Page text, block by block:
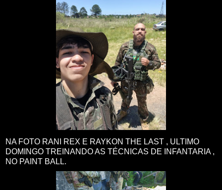
NA FOTO RANI REX E RAYKON THE LAST , ULTIMO
DOMINGO TREINANDO AS TÉCNICAS DE INFANTARIA ,
NO PAINT BALL.